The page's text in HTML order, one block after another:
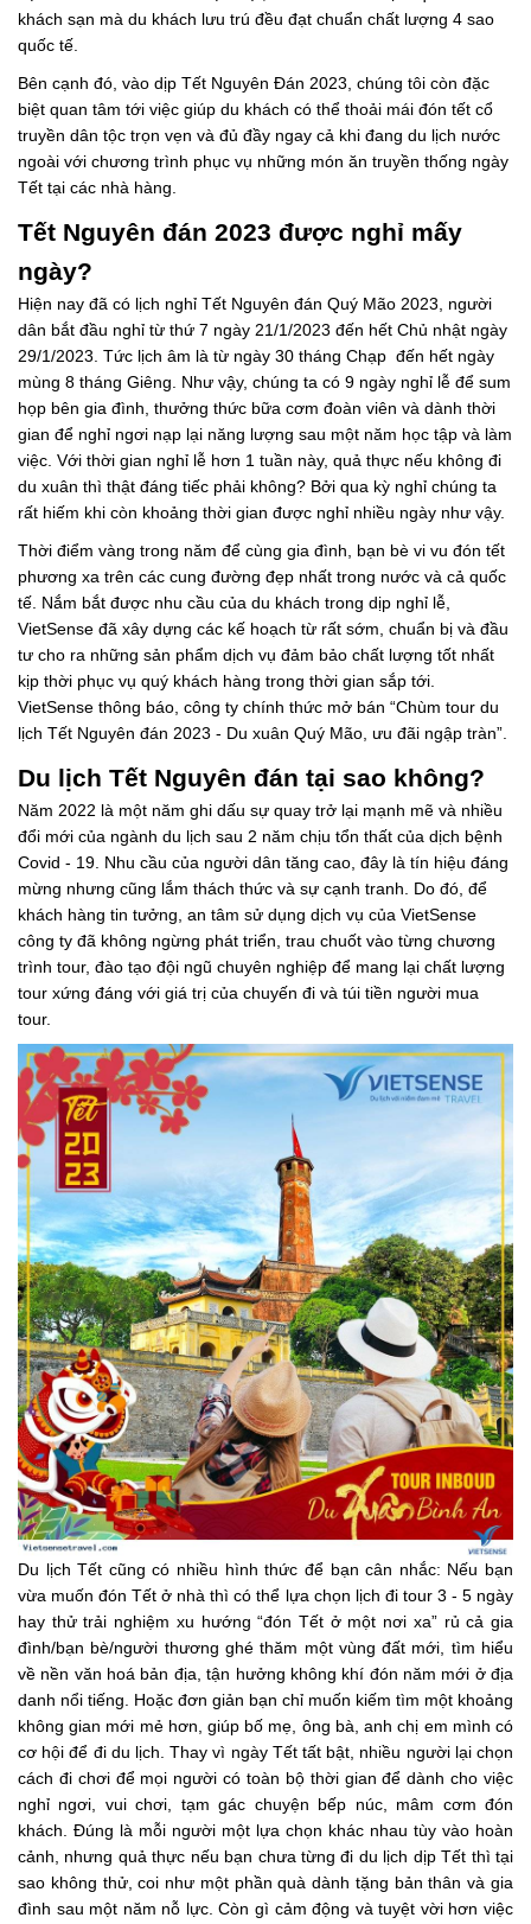
khách sạn mà du khách lưu trú đều đạt chuẩn chất lượng 4 sao
quốc tế.
Bên cạnh đó, vào dịp Tết Nguyên Đán 2023, chúng tôi còn đặc
biệt quan tâm tới việc giúp du khách có thể thoải mái đón tết cổ
truyền dân tộc trọn vẹn và đủ đầy ngay cả khi đang du lịch nước
ngoài với chương trình phục vụ những món ăn truyền thống ngày
Tết tại các nhà hàng.
Tết Nguyên đán 2023 được nghỉ mấy
ngày?
Hiện nay đã có lịch nghỉ Tết Nguyên đán Quý Mão 2023, người
dân bắt đầu nghỉ từ thứ 7 ngày 21/1/2023 đến hết Chủ nhật ngày
29/1/2023. Tức lịch âm là từ ngày 30 tháng Chạp đến hết ngày
mùng 8 tháng Giêng. Như vậy, chúng ta có 9 ngày nghỉ lễ để sum
họp bên gia đình, thưởng thức bữa cơm đoàn viên và dành thời
gian để nghỉ ngơi nạp lại năng lượng sau một năm học tập và làm
việc. Với thời gian nghỉ lễ hơn 1 tuần này, quả thực nếu không đi
du xuân thì thật đáng tiếc phải không? Bởi qua kỳ nghỉ chúng ta
rất hiếm khi còn khoảng thời gian được nghỉ nhiều ngày như vậy.
Thời điểm vàng trong năm để cùng gia đình, bạn bè vi vu đón tết
phương xa trên các cung đường đẹp nhất trong nước và cả quốc
tế. Nắm bắt được nhu cầu của du khách trong dịp nghỉ lễ,
VietSense đã xây dựng các kế hoạch từ rất sớm, chuẩn bị và đầu
tư cho ra những sản phẩm dịch vụ đảm bảo chất lượng tốt nhất
kịp thời phục vụ quý khách hàng trong thời gian sắp tới.
VietSense thông báo, công ty chính thức mở bán “Chùm tour du
lịch Tết Nguyên đán 2023 - Du xuân Quý Mão, ưu đãi ngập tràn”.
Du lịch Tết Nguyên đán tại sao không?
Năm 2022 là một năm ghi dấu sự quay trở lại mạnh mẽ và nhiều
đổi mới của ngành du lịch sau 2 năm chịu tổn thất của dịch bệnh
Covid - 19. Nhu cầu của người dân tăng cao, đây là tín hiệu đáng
mừng nhưng cũng lắm thách thức và sự cạnh tranh. Do đó, để
khách hàng tin tưởng, an tâm sử dụng dịch vụ của VietSense
công ty đã không ngừng phát triển, trau chuốt vào từng chương
trình tour, đào tạo đội ngũ chuyên nghiệp để mang lại chất lượng
tour xứng đáng với giá trị của chuyến đi và túi tiền người mua
tour.
Du lịch Tết cũng có nhiều hình thức để bạn cân nhắc: Nếu bạn
vừa muốn đón Tết ở nhà thì có thể lựa chọn lịch đi tour 3 - 5 ngày
hay thử trải nghiệm xu hướng “đón Tết ở một nơi xa” rủ cả gia
đình/bạn bè/người thương ghé thăm một vùng đất mới, tìm hiểu
về nền văn hoá bản địa, tận hưởng không khí đón năm mới ở địa
danh nổi tiếng. Hoặc đơn giản bạn chỉ muốn kiếm tìm một khoảng
không gian mới mẻ hơn, giúp bố mẹ, ông bà, anh chị em mình có
cơ hội để đi du lịch. Thay vì ngày Tết tất bật, nhiều người lại chọn
cách đi chơi để mọi người có toàn bộ thời gian để dành cho việc
nghỉ ngơi, vui chơi, tạm gác chuyện bếp núc, mâm cơm đón
khách. Đúng là mỗi người một lựa chọn khác nhau tùy vào hoàn
cảnh, nhưng quả thực nếu bạn chưa từng đi du lịch dịp Tết thì tại
sao không thử, coi như một phần quà dành tặng bản thân và gia
đình sau một năm nỗ lực. Còn gì cảm động và tuyệt vời hơn việc